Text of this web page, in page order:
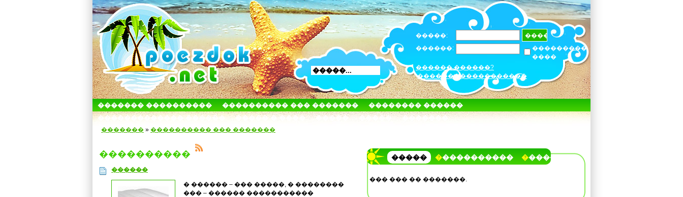
�����:
������:
���������
����
������ ������?
������������������
������� ���������� ���������� ��� �������
�������� ������
������������� ������
����� � ���� ����� ����� �������
������� » ���������� ��� �������
����������
������
� ������ – ��� �����, � ��������
��� – ������ �����������
����� ����������� �����
��� ��� �� �������.